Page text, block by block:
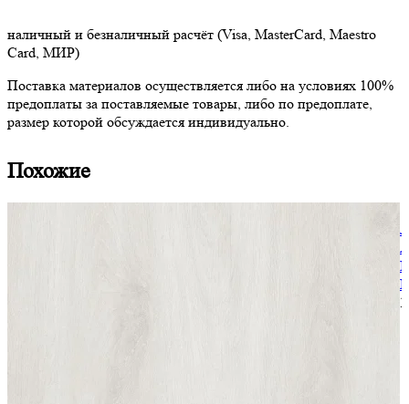
наличный и безналичный расчёт (Visa, MasterCard, Maestro
Card, МИР)
Поставка материалов осуществляется либо на условиях 100%
предоплаты за поставляемые товары, либо по предоплате,
размер которой обсуждается индивидуально.
Похожие